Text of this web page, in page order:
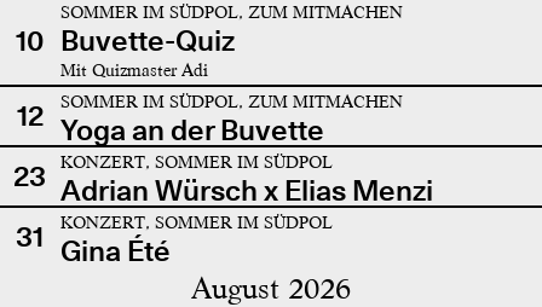
10
SOMMER IM SÜDPOL, ZUM MITMACHEN
Buvette-Quiz
Mit Quizmaster Adi
12 SOMMER IM SÜDPOL, ZUM MITMACHEN
Yoga an der Buvette
23
KONZERT, SOMMER IM SÜDPOL
Adrian Würsch x Elias Menzi
31
KONZERT, SOMMER IM SÜDPOL
Gina Été
August 2026